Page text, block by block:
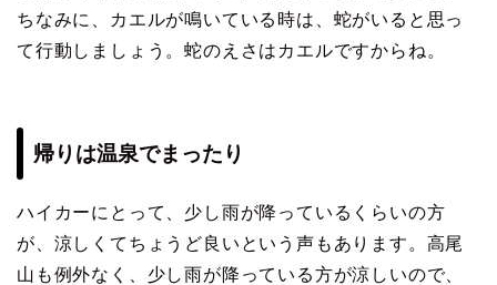
ちなみに、カエルが鳴いている時は、蛇がいると思っ
て行動しましょう。蛇のえさはカエルですからね。
帰りは温泉でまったり
ハイカーにとって、少し雨が降っているくらいの方
が、涼しくてちょうど良いという声もあります。高尾
山も例外なく、少し雨が降っている方が涼しいので、